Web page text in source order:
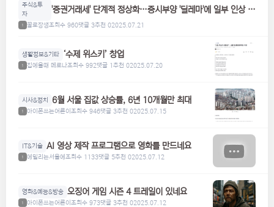
주식&투
자
'증권거래세' 단계적 정상화…증시부양 '딜레마'에 일부 인상 검
1 꿀로장생조회수 960댓글 3추천 02025.07.21
생활정보&기타 ‘수제 위스키’ 창업
1 집에올때 메로나조회수 992댓글 1추천 02025.07.20
시사&정치 6월 서울 집값 상승률, 6년 10개월만 최대
1 아이폰쓰는어른이 조회수 946댓글 3추천 02025.07.15
IT&기술 AI 영상 제작 프로그램으로 영화를 만드네요
1 에밀리는서울에 조회수 1133댓글 5추천 02025.07.12
영화&예능&방송 오징어 게임 시즌 4 트레일이 있네요
1 아이폰쓰는어른이 조회수 973댓글 3추천 02025.07.12